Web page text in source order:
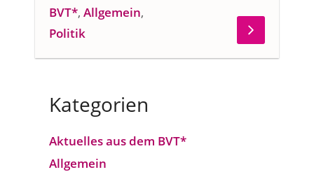
BVT*, Allgemein,
Politik
Kategorien
Aktuelles aus dem BVT*
Allgemein